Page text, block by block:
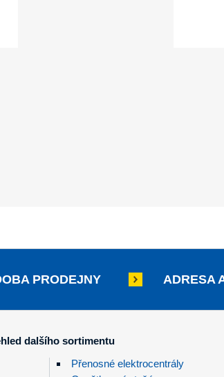
PRODEJNY ADRESA
dalšího sortimentu
Přenosné elektrocentrály